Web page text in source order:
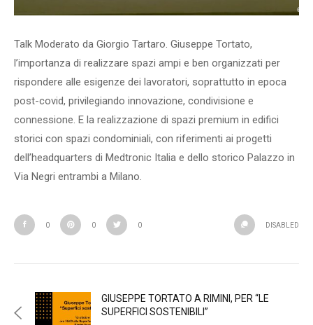
Talk Moderato da Giorgio Tartaro. Giuseppe Tortato,
l’importanza di realizzare spazi ampi e ben organizzati per
rispondere alle esigenze dei lavoratori, soprattutto in epoca
post-covid, privilegiando innovazione, condivisione e
connessione. E la realizzazione di spazi premium in edifici
storici con spazi condominiali, con riferimenti ai progetti
dell’headquarters di Medtronic Italia e dello storico Palazzo in
Via Negri entrambi a Milano.
0 0 0 DISABLED
GIUSEPPE TORTATO A RIMINI, PER “LE
SUPERFICI SOSTENIBILI”